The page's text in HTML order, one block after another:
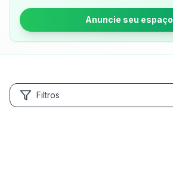
Anuncie seu espaço
Filtros